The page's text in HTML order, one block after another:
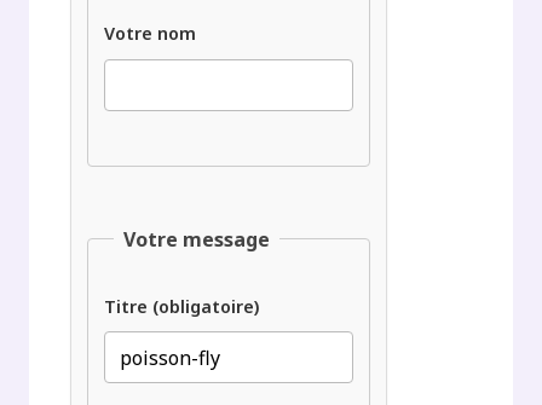
Votre nom
Votre message
Titre (obligatoire)